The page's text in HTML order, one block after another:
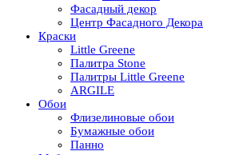
Фасадный декор
Центр Фасадного Декора
Краски
Little Greene
Палитра Stone
Палитры Little Greene
ARGILE
Обои
Флизелиновые обои
Бумажные обои
Панно